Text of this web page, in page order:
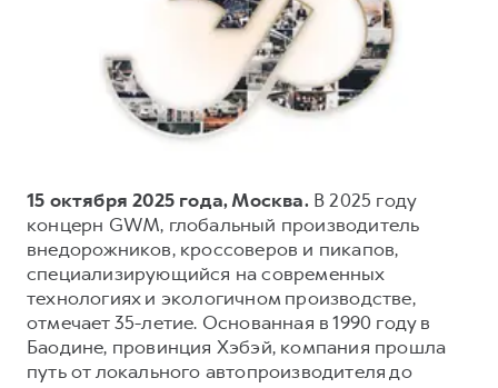
DARGO X
от 3 499 000 ₽
от 3 599 000 ₽
Трейд-ин
КРЕДИТ И СТРАХОВАНИЕ
Страхование
Кредит
КОРПОРАТИВНЫМ КЛИЕНТАМ
Для малого бизнеса
СЕРВИСНОЕ ОБСЛУЖИВАНИЕ
Нулевое ТО
Программа «Помощь на дороге»
Регламенты технического обслуживания
ПОДДЕРЖКА
GWM Безопасность
Гарантия HAVAL
Мобильное приложение GWM
Наша команда
15 октября 2025 года, Москва.В 2025 году
концерн GWM, глобальный производитель
внедорожников, кроссоверов и пикапов,
специализирующийся на современных
технологиях и экологичном производстве,
отмечает 35-летие. Основанная в 1990 году в
Баодине, провинция Хэбэй, компания прошла
путь от локального автопроизводителя до